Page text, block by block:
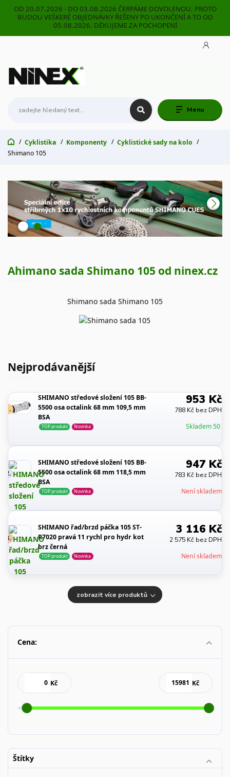
OD 20.07.2026 - DO 03.08.2026 ČERPÁME DOVOLENOU. PROTO
BUDOU VEŠKERÉ OBJEDNÁVKY ŘEŠENY PO UKONČENÍ A TO OD
05.08.2026. DĚKUJEME ZA POCHOPENÍ
Menu
Cyklistika Komponenty
Cyklistické sady na kolo
Shimano 105
Ahimano sada Shimano 105 od ninex.cz
Shimano sada Shimano 105
Nejprodávanější
1.
SHIMANO středové složení 105 BB-
5500 osa octalink 68 mm 109,5 mm
BSA
Skladem 50
TOP produkt Novinka
953 Kč
788 Kč bez DPH
2.
SHIMANO středové složení 105 BB-
5500 osa octalink 68 mm 118,5 mm
BSA
Není skladem
TOP produkt Novinka
947 Kč
783 Kč bez DPH
3.
SHIMANO řad/brzd páčka 105 ST-
R7020 pravá 11 rychl pro hydr kot
brz černá
Není skladem
TOP produkt Novinka
3 116 Kč
2 575 Kč bez DPH
zobrazit více produktů
Cena:
Kč Kč
Štítky